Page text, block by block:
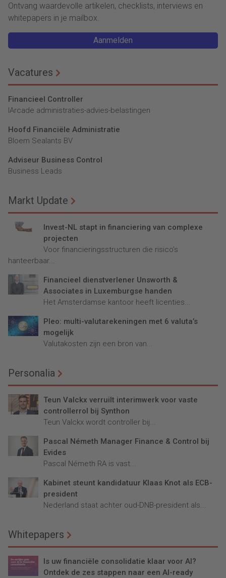
Ontvang waardevolle artikelen, checklists, interviews en
whitepapers in je mailbox.
Aanmelden
Vacatures
Financieel Controller
lArcade administraties-advies-belastingen
Hoofd Financiële Administratie
Bloem Sealants BV
Adviseur Business Control
Business Leads
Markt Update
Invest-NL stapt in financiering van complexe
projecten
Voor financieringsstructuren die risico’s
hanteerbaar...
Financieel dienstverlener Unsworth &
Associates in Luxemburgse handen
Het Amsterdamse kantoor heeft licenties...
Pleo: multi-valutarekeningen met 6 valuta’s
mogelijk
Valutakosten zijn een bron van...
Personalia
Teun Valckx verruilt interimwerk voor vaste
controllerrol bij Synthon
Teun Valckx wordt controller bij...
Pascal Németh Manager Finance & Control bij
Evides
Pascal Németh RA is vast...
Kabinet steunt kandidatuur Klaas Knot als ECB-
president
Nederland staat achter oud-DNB-president als...
Whitepapers
Is uw financiële consolidatie klaar voor AI?
Ontdek de zes stappen naar een AI-ready